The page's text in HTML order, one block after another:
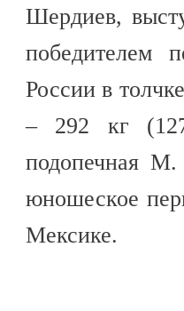
Шердиев,
победителем
России в
– 292 кг
подопечная
юношеское
Мексике.